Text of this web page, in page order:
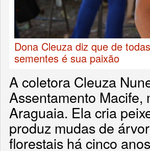
Dona Cleuza diz que de
sementes é sua paixão
A coletora Cleuza
Assentamento
Araguaia. Ela cria
produz mudas de
florestais há cinco